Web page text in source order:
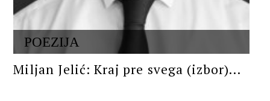
POEZIJA
Miljan Jelić: Kraj pre svega (izbor)...